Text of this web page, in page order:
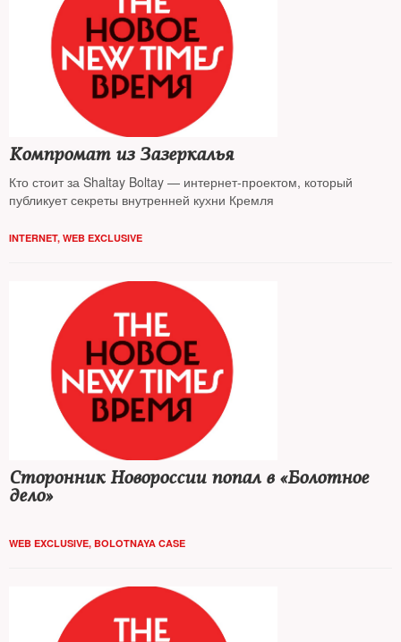
Компромат из Зазеркалья
Кто стоит за Shaltay Boltay — интернет-проектом, который
публикует секреты внутренней кухни Кремля
INTERNET, WEB EXCLUSIVE
Сторонник Новороссии попал в «Болотное
дело»
WEB EXCLUSIVE, BOLOTNAYA CASE